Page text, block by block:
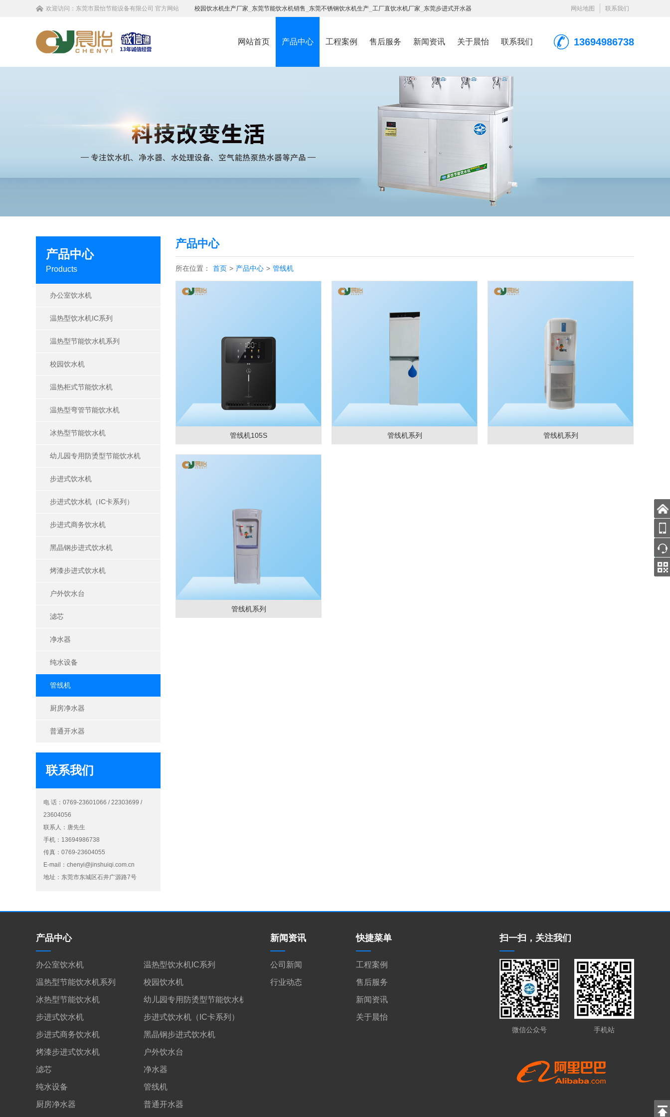
欢迎访问： 东莞市晨怡节能设备有限公司 官方网站 校园饮水机生产厂家 东莞节能饮水机销售 东莞不锈钢饮水机生产 工厂直饮水机厂家 东莞步进式开水器 网站地图 联系我们
网站首页 产品中心 工程案例 售后服务 新闻资讯 关于晨怡 联系我们 13694986738
产品中心
Products
办公室饮水机
温热型饮水机IC系列
温热型节能饮水机系列
校园饮水机
温热柜式节能饮水机
温热型弯管节能饮水机
冰热型节能饮水机
幼儿园专用防烫型节能饮水机
步进式饮水机
步进式饮水机（IC卡系列）
步进式商务饮水机
黑晶钢步进式饮水机
烤漆步进式饮水机
户外饮水台
滤芯
净水器
纯水设备
管线机
厨房净水器
普通开水器
联系我们
电 话：0769-23601066 / 22303699 /
23604056
联系人：唐先生
手机：13694986738
传真：0769-23604055
E-mail： chenyi@jinshuiqi.com.cn
地址：东莞市东城区石井广源路7号
产品中心
所在位置： 首页 > 产品中心 > 管线机
管线机105S 管线机系列 管线机系列
管线机系列
产品中心
办公室饮水机 温热型饮水机IC系列
温热型节能饮水机系列 校园饮水机
冰热型节能饮水机 幼儿园专用防烫型节能饮水机
步进式饮水机 步进式饮水机（IC卡系列）
步进式商务饮水机 黑晶钢步进式饮水机
烤漆步进式饮水机 户外饮水台
滤芯 净水器
纯水设备 管线机
厨房净水器 普通开水器
新闻资讯
公司新闻
行业动态
快捷菜单
工程案例
售后服务
新闻资讯
关于晨怡
扫一扫，关注我们
微信公众号 手机站